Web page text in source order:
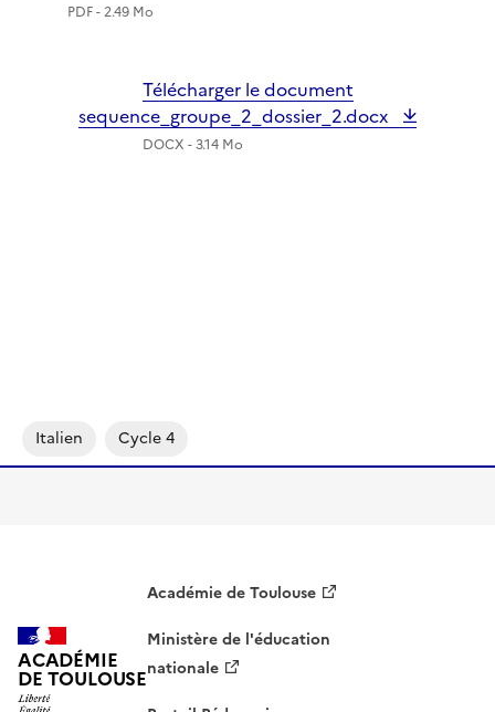
PDF - 2.49 Mo
Télécharger le document
sequence_groupe_2_dossier_2.docx
DOCX - 3.14 Mo
Italien Cycle 4
ACADÉMIE
DE TOULOUSE
Académie de Toulouse
Ministère de l'éducation
nationale